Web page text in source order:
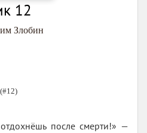
12
Злобин
после смерти!» —